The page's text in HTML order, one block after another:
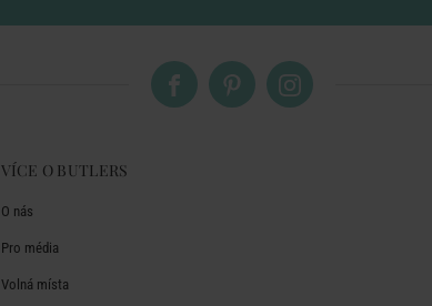
VÍCE O BUTLERS
O nás
Pro média
Volná místa